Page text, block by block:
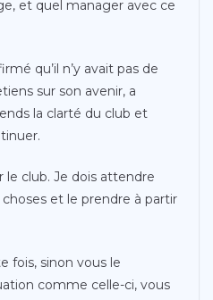
et quel manager avec ce
qu’il n’y avait pas de
sur son avenir, a
la clarté du club et
le club. Je dois attendre
et le prendre à partir
fois, sinon vous le
comme celle-ci, vous